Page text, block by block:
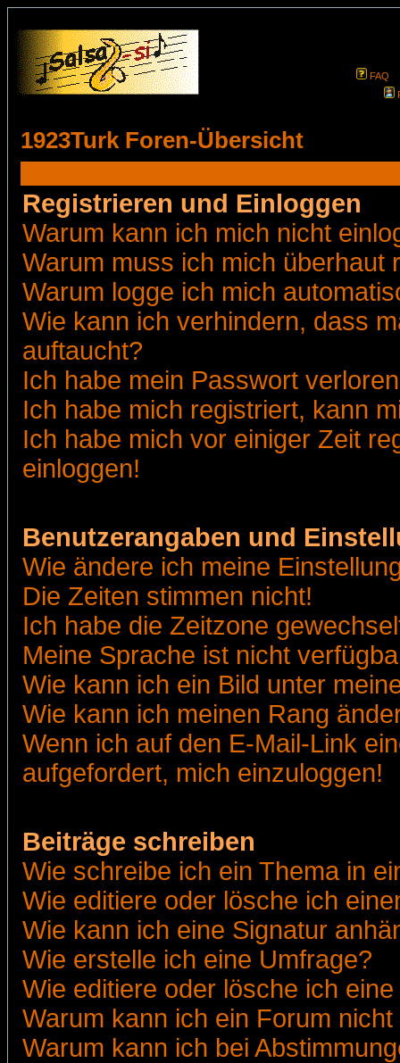
FAQ
1923Turk Foren-Übersicht
Registrieren und Einloggen
Warum kann ich mich nicht
Warum muss ich mich überhaut
Warum logge ich mich
Wie kann ich verhindern, dass
auftaucht?
Ich habe mein Passwort
Ich habe mich registriert, kann
Ich habe mich vor einiger Zeit
einloggen!
Benutzerangaben und
Wie ändere ich meine
Die Zeiten stimmen nicht!
Ich habe die Zeitzone
Meine Sprache ist nicht
Wie kann ich ein Bild unter
Wie kann ich meinen Rang
Wenn ich auf den E-Mail-Link
aufgefordert, mich einzuloggen!
Beiträge schreiben
Wie schreibe ich ein Thema in
Wie editiere oder lösche ich
Wie kann ich eine Signatur
Wie erstelle ich eine Umfrage?
Wie editiere oder lösche ich
Warum kann ich ein Forum
Warum kann ich bei